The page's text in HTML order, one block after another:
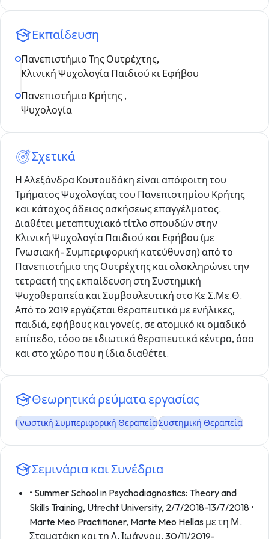
Εκπαίδευση
Πανεπιστήμιο Της Ουτρέχτης,
Κλινική Ψυχολογία Παιδιού κι Εφήβου
Πανεπιστήμιο Κρήτης ,
Ψυχολογία
Σχετικά
Η Αλεξάνδρα Κουτουδάκη είναι απόφοιτη του
Τμήματος Ψυχολογίας του Πανεπιστημίου Κρήτης
και κάτοχος άδειας ασκήσεως επαγγέλματος.
Διαθέτει μεταπτυχιακό τίτλο σπουδών στην
Κλινική Ψυχολογία Παιδιού και Εφήβου (με
Γνωσιακή- Συμπεριφορική κατεύθυνση) από το
Πανεπιστήμιο της Ουτρέχτης και ολοκληρώνει την
τετραετή της εκπαίδευση στη Συστημική
Ψυχοθεραπεία και Συμβουλευτική στο Κε.Σ.Με.Θ.
Από το 2019 εργάζεται θεραπευτικά με ενήλικες,
παιδιά, εφήβους και γονείς, σε ατομικό κι ομαδικό
επίπεδο, τόσο σε ιδιωτικά θεραπευτικά κέντρα, όσο
και στο χώρο που η ίδια διαθέτει.
Θεωρητικά ρεύματα εργασίας
Γνωστική Συμπεριφορική ΘεραπείαΣυστημική Θεραπεία
Σεμινάρια και Συνέδρια
• Summer School in Psychodiagnostics: Theory and
Skills Training, Utrecht University, 2/7/2018-13/7/2018 •
Marte Meo Practitioner, Marte Meo Hellas με τη Μ.
Σταματάκη και τη Λ. Ιωάννου, 30/11/2019-